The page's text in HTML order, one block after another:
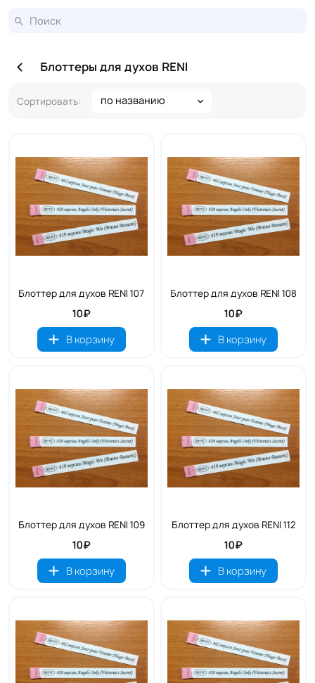
Блоттеры для духов RENI
Сортировать: по названию
Блоттер для духов RENI 107
10₽
В корзину
Блоттер для духов RENI 108
10₽
В корзину
Блоттер для духов RENI 109
10₽
В корзину
Блоттер для духов RENI 112
10₽
В корзину